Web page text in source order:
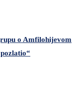
o Amfilohijevom